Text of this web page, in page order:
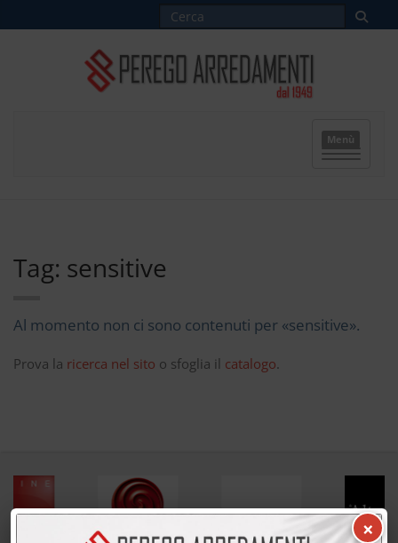
Menù
Tag: sensitive
Al momento non ci sono contenuti per «sensitive».
Prova la ricerca nel sito o sfoglia il catalogo.
×